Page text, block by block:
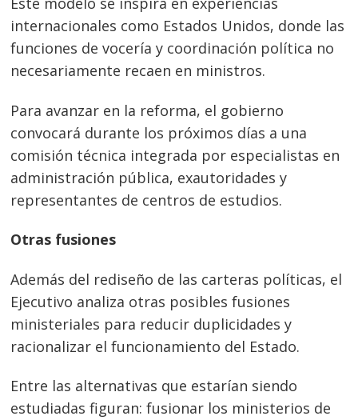
internacionales como Estados Unidos, donde las
funciones de vocería y coordinación política no
necesariamente recaen en ministros.
Para avanzar en la reforma, el gobierno
convocará durante los próximos días a una
comisión técnica integrada por especialistas en
administración pública, exautoridades y
representantes de centros de estudios.
Otras fusiones
Además del rediseño de las carteras políticas, el
Ejecutivo analiza otras posibles fusiones
ministeriales para reducir duplicidades y
racionalizar el funcionamiento del Estado.
Entre las alternativas que estarían siendo
estudiadas figuran: fusionar los ministerios de